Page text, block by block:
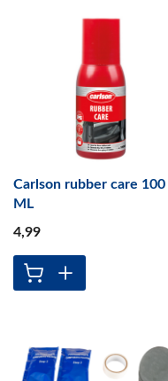
Carlson rubber care 100
ML
4,99